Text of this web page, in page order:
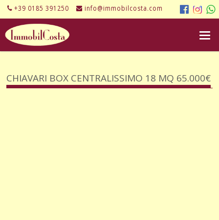
+39 0185 391250 info@immobilcosta.com
CHIAVARI BOX CENTRALISSIMO 18 MQ 65.000€